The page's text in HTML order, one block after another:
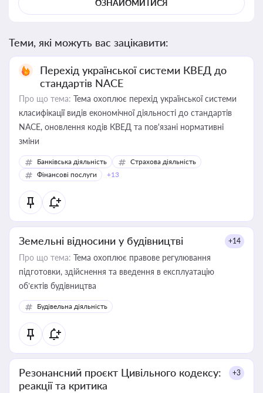
ОЗНАЙОМИТИСЯ
Теми, які можуть вас зацікавити:
Перехід української системи КВЕД до
стандартів NACE
Про що тема: Тема охоплює перехід української системи
класифікації видів економічної діяльності до стандартів
NACE, оновлення кодів КВЕД та пов'язані нормативні
зміни
Банківська діяльність
Страхова діяльність
Фінансові послуги
+13
Земельні відносини у будівництві +14
Про що тема: Тема охоплює правове регулювання
підготовки, здійснення та введення в експлуатацію
об’єктів будівництва
Будівельна діяльність
Резонансний проєкт Цивільного кодексу:
реакції та критика
+3